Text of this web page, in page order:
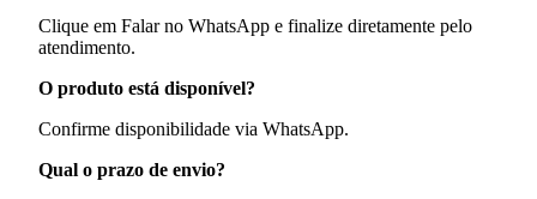
Clique em Falar no WhatsApp e finalize diretamente pelo
atendimento.
O produto está disponível?
Confirme disponibilidade via WhatsApp.
Qual o prazo de envio?